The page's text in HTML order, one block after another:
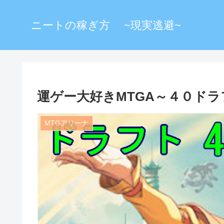
ニートの稼ぎ方 ~現実逃避~
運ゲー大好きMTGA～４０ド
MTGアリーナ